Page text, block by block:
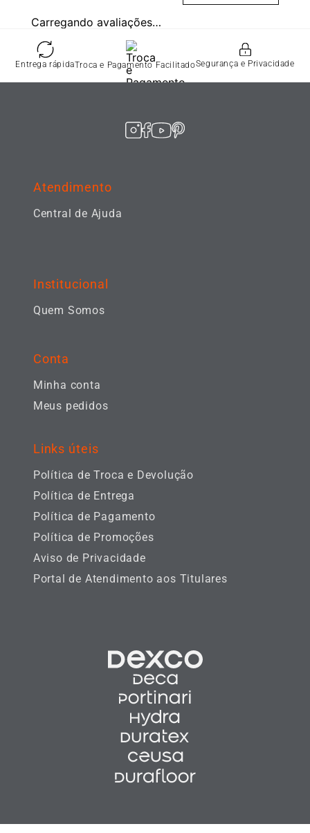
Carregando avaliações…
Entrega rápidaTroca e Pagamento FacilitadoSegurança e Privacidade
Atendimento
Central de Ajuda
Institucional
Quem Somos
Conta
Minha conta
Meus pedidos
Links úteis
Política de Troca e Devolução
Política de Entrega
Política de Pagamento
Política de Promoções
Aviso de Privacidade
Portal de Atendimento aos Titulares